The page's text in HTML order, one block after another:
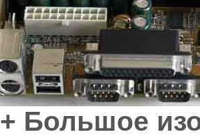
+ Большое